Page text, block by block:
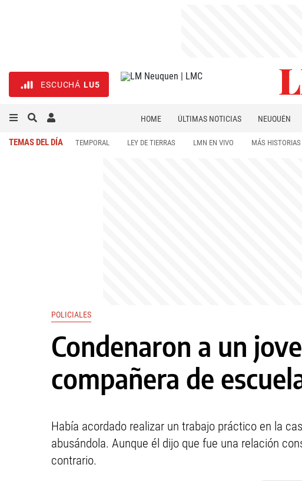
ESCUCHÁ LU5
HOME ÚLTIMAS NOTICIAS NEUQUÉN
TEMAS DEL DÍA TEMPORAL LEY DE TIERRAS LMN EN VIVO MÁS HISTORIAS
POLICIALES
Condenaron a un
compañera de
Había acordado realizar un trabajo práctico en la
abusándola. Aunque él dijo que fue una relación
contrario.